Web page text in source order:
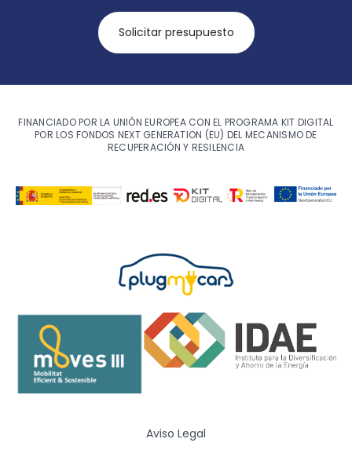
Solicitar presupuesto
FINANCIADO POR LA UNIÓN EUROPEA CON EL PROGRAMA KIT DIGITAL
POR LOS FONDOS NEXT GENERATION (EU) DEL MECANISMO DE
RECUPERACIÓN Y RESILENCIA
Aviso Legal